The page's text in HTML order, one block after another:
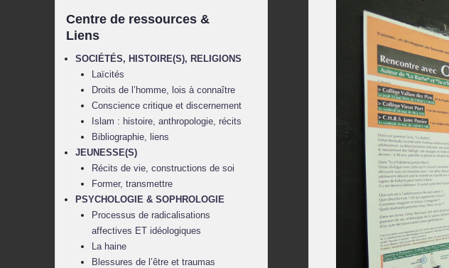
Centre de ressources &
Liens
SOCIÉTÉS, HISTOIRE(S), RELIGIONS
Laïcités
Droits de l’homme, lois à connaître
Conscience critique et discernement
Islam : histoire, anthropologie, récits
Bibliographie, liens
JEUNESSE(S)
Récits de vie, constructions de soi
Former, transmettre
PSYCHOLOGIE & SOPHROLOGIE
Processus de radicalisations
affectives ET idéologiques
La haine
Blessures de l’être et traumas